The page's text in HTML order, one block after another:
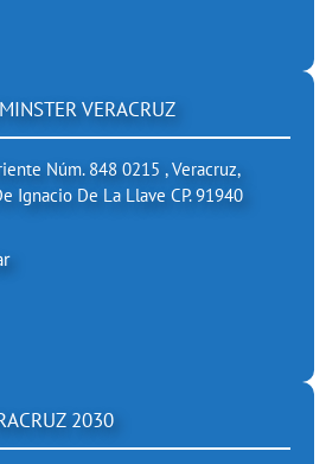
VERACRUZ
Núm. 848 0215 , Veracruz,
Ignacio De La Llave CP. 91940
2030